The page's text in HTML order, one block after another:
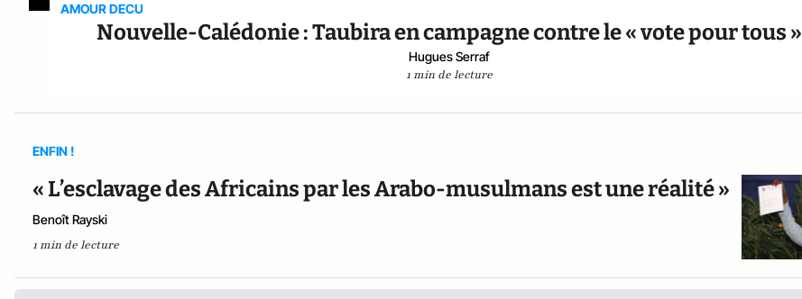
AMOUR DECU
Nouvelle-Calédonie : Taubira en campagne contre le « vote pour tous »
Hugues Serraf
1 min de lecture
ENFIN !
« L’esclavage des Africains par les Arabo-musulmans est une réalité »
Benoît Rayski
1 min de lecture